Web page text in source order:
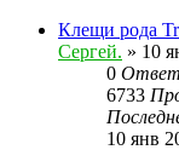
Клещи рода
Сергей. » 10
0
6733
10 янв